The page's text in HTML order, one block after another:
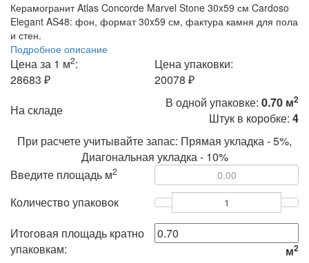
Керамогранит Atlas Concorde Marvel Stone 30x59 см Cardoso
Elegant AS48: фон, формат 30x59 см, фактура камня для пола
и стен.
Подробное описание
Цена за 1 м2:
28683 ₽
Цена упаковки:
20078 ₽
На складе
В одной упаковке: 0.70 м2
Штук в коробке: 4
При расчете учитывайте запас: Прямая укладка - 5%,
Диагональная укладка - 10%
Введите площадь м2
Количество упаковок
Итоговая площадь кратно
упаковкам:
м2